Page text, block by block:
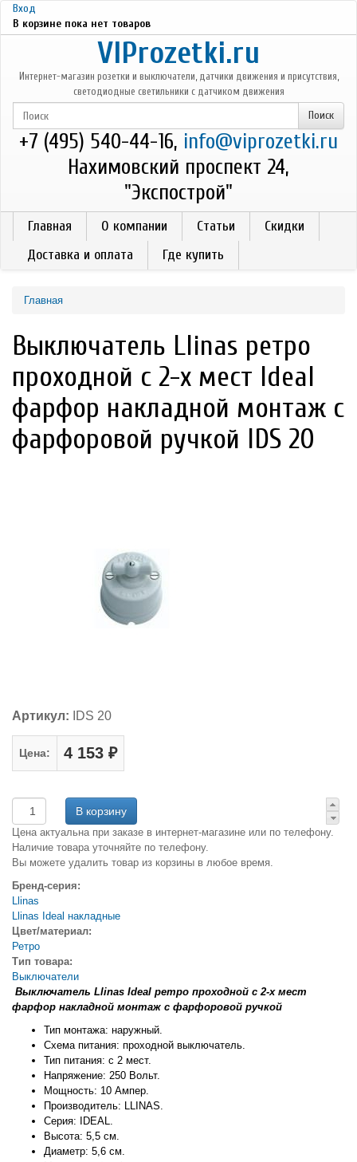
Перейти к основному содержанию
Вход
В корзине пока нет товаров
VIProzetki.ru
Интернет-магазин розетки и выключатели, датчики движения и присутствия,
светодиодные светильники с датчиком движения
+7 (495) 540-44-16, info@viprozetki.ru
Нахимовский проспект 24,
"Экспострой"
Главная О компании Статьи
Скидки
Доставка и оплата
Где купить
Главная
Выключатель Llinas ретро
проходной с 2-х мест Ideal
фарфор накладной монтаж с
фарфоровой ручкой IDS 20
Артикул: IDS 20
Цена: 4 153 ₽
Цена актуальна при заказе в интернет-магазине или по телефону.
Наличие товара уточняйте по телефону.
Вы можете удалить товар из корзины в любое время.
Бренд-серия:
Llinas
Llinas Ideal накладные
Цвет/материал:
Ретро
Тип товара:
Выключатели
Выключатель Llinas Ideal ретро проходной с 2-х мест
фарфор накладной монтаж с фарфоровой ручкой
Тип монтажа: наружный.
Схема питания: проходной выключатель.
Тип питания: с 2 мест.
Напряжение: 250 Вольт.
Мощность: 10 Ампер.
Производитель: LLINAS.
Серия: IDEAL.
Высота: 5,5 см.
Диаметр: 5,6 см.